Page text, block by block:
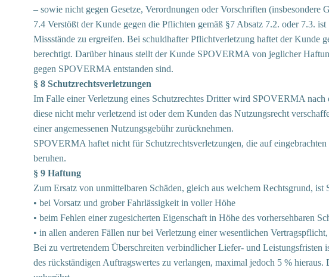
– sowie nicht gegen Gesetze, Verordnungen oder Vorschriften
7.4 Verstößt der Kunde gegen die Pflichten gemäß §7 Absatz 7.2. oder 7.3.
Missstände zu ergreifen. Bei schuldhafter Pflichtverletzung haftet der
berechtigt. Darüber hinaus stellt der Kunde SPOVERMA von jeglicher
gegen SPOVERMA entstanden sind.
§ 8 Schutzrechtsverletzungen
Im Falle einer Verletzung eines Schutzrechtes Dritter wird SPOVERMA
diese nicht mehr verletzend ist oder dem Kunden das Nutzungsrecht
einer angemessenen Nutzungsgebühr zurücknehmen.
SPOVERMA haftet nicht für Schutzrechtsverletzungen, die auf
beruhen.
§ 9 Haftung
Zum Ersatz von unmittelbaren Schäden, gleich aus welchem Rechtsgrund,
• bei Vorsatz und grober Fahrlässigkeit in voller Höhe
• beim Fehlen einer zugesicherten Eigenschaft in Höhe des vorhersehbaren
• in allen anderen Fällen nur bei Verletzung einer wesentlichen
Bei zu vertretendem Überschreiten verbindlicher Liefer- und Leistungsfristen
des rückständigen Auftragswertes zu verlangen, maximal jedoch 5 %